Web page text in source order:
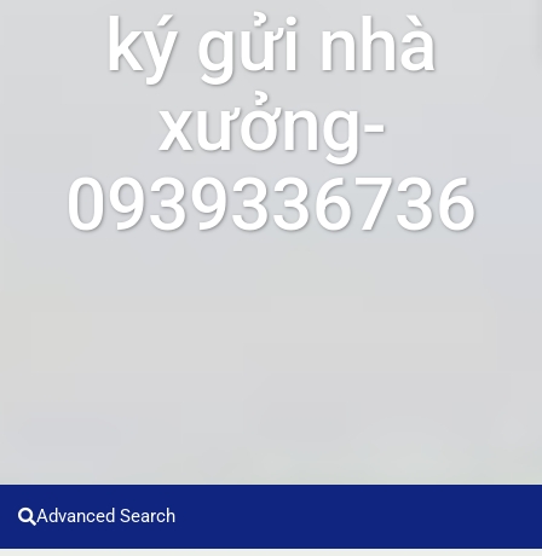
ký gửi nhà
xưởng-
0939336736
Advanced Search